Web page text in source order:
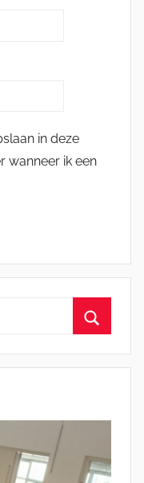
in deze
wanneer ik een